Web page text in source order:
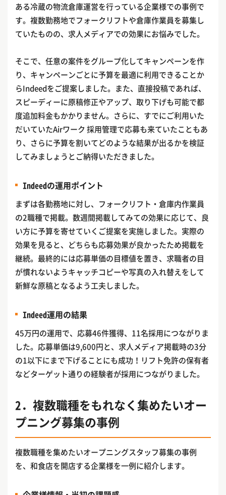
ある冷蔵の物流倉庫運営を行っている企業様での事例で
す。複数勤務地でフォークリフトや倉庫作業員を募集し
ていたものの、求人メディアでの効果にお悩みでした。
そこで、任意の案件をグループ化してキャンペーンを作
り、キャンペーンごとに予算を最適に利用できることか
らIndeedをご提案しました。また、直接投稿であれば、
スピーディーに原稿修正やアップ、取り下げも可能で都
度追加料金もかかりません。さらに、すでにご利用いた
だいていたAirワーク 採用管理で応募も来ていたこともあ
り、さらに予算を割いてどのような結果が出るかを検証
してみましょうとご納得いただきました。
Indeedの運用ポイント
まずは各勤務地に対し、フォークリフト・倉庫内作業員
の2職種で掲載。数週間掲載してみての効果に応じて、良
い方に予算を寄せていくご提案を実施しました。実際の
効果を見ると、どちらも応募効果が良かったため掲載を
継続。最終的には応募単価の目標値を置き、求職者の目
が慣れないようキャッチコピーや写真の入れ替えをして
新鮮な原稿となるよう工夫しました。
Indeed運用の結果
45万円の運用で、応募46件獲得、11名採用につながりま
した。応募単価は9,600円と、求人メディア掲載時の3分
の1以下にまで下げることにも成功！リフト免許の保有者
などターゲット通りの経験者が採用につながりました。
2．複数職種をもれなく集めたいオー
プニング募集の事例
複数職種を集めたいオープニングスタッフ募集の事例
を、和食店を開店する企業様を一例に紹介します。